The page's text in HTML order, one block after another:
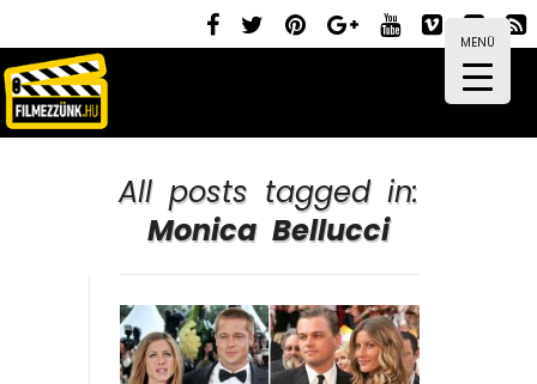
MENÜ
All posts tagged in:
Monica Bellucci